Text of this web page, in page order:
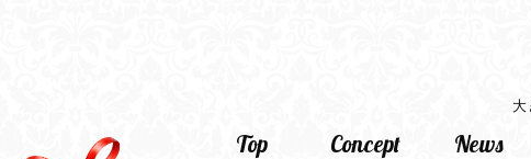
大
Top Concept News